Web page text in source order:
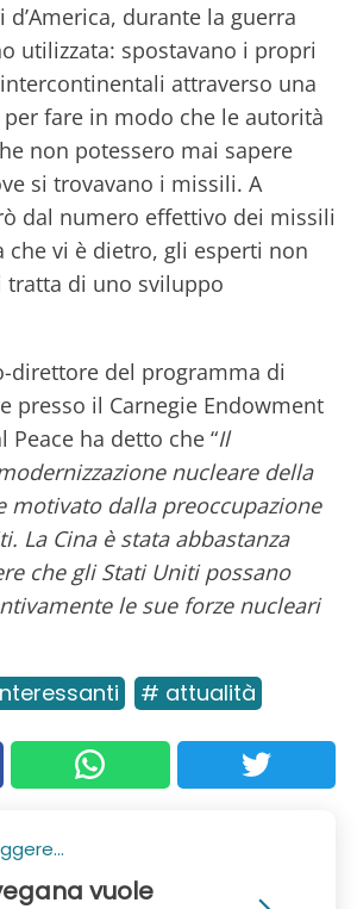
d’America, durante la guerra
utilizzata: spostavano i propri
attraverso una
fare in modo che le autorità
non potessero mai sapere
si trovavano i missili. A
dal numero effettivo dei missili
che vi è dietro, gli esperti non
tratta di uno sviluppo
direttore del programma di
presso il Carnegie Endowment
ha detto che “Il
nucleare della
motivato dalla preoccupazione
La Cina è stata abbastanza
che gli Stati Uniti possano
le sue forze nucleari
# attualità
vuole